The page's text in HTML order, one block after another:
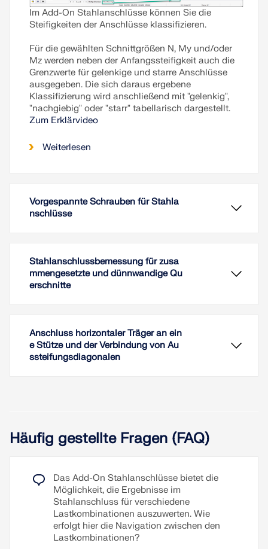
Im Add-On Stahlanschlüsse können Sie die
Steifigkeiten der Anschlüsse klassifizieren.
Für die gewählten Schnittgrößen N, My und/oder
Mz werden neben der Anfangssteifigkeit auch die
Grenzwerte für gelenkige und starre Anschlüsse
ausgegeben. Die sich daraus ergebene
Klassifizierung wird anschließend mit "gelenkig",
"nachgiebig" oder "starr" tabellarisch dargestellt.
Zum Erklärvideo
Weiterlesen
Vorgespannte Schrauben für Stahla
nschlüsse
zu berücksichtigen. Die Vorspannung lässt sich
einfach bei den Schraubenparametern mittels einer
auf die Steifigkeitsanalyse.
Add-on "Stahlanschlüsse"
Erklärvideo: Vorgespannte Schrauben für
Stahlanschlüsse
Stahlanschlussbemessung für zusa
mmengesetzte und dünnwandige Qu
erschnitte
Möglichkeit, Verbindungen von Stäben mit
zusammengesetzten Querschnitten zu bemessen.
Zudem können Sie Anschlussbemessungen für
nahezu alle dünnwandigen Querschnitte der
RFEM-Bibliothek durchführen.
Zum Erklärvideo
Anschluss horizontaler Träger an ein
e Stütze und der Verbindung von Au
ssteifungsdiagonalen
Komplexen Anschluss horizontaler Träger an eine
Häufig gestellte Fragen (FAQ)
Das Add-On Stahlanschlüsse bietet die
Möglichkeit, die Ergebnisse im
Stahlanschluss für verschiedene
Lastkombinationen auszuwerten. Wie
erfolgt hier die Navigation zwischen den
Lastkombinationen?